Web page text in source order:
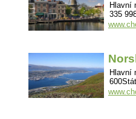
Hlavní
335
Hlavní